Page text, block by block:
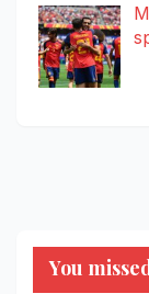
You